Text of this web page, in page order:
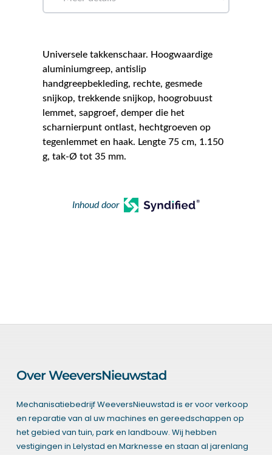
Universele takkenschaar. Hoogwaardige
aluminiumgreep, antislip
handgreepbekleding, rechte, gesmede
snijkop, trekkende snijkop, hoogrobuust
lemmet, sapgroef, demper die het
scharnierpunt ontlast, hechtgroeven op
tegenlemmet en haak. Lengte 75 cm, 1.150
g, tak-Ø tot 35 mm.
Inhoud door
Over WeeversNieuwstad
Mechanisatiebedrijf WeeversNieuwstad is er voor verkoop
en reparatie van al uw machines en gereedschappen op
het gebied van tuin, park en landbouw. Wij hebben
vestigingen in Lelystad en Marknesse en staan al jarenlang